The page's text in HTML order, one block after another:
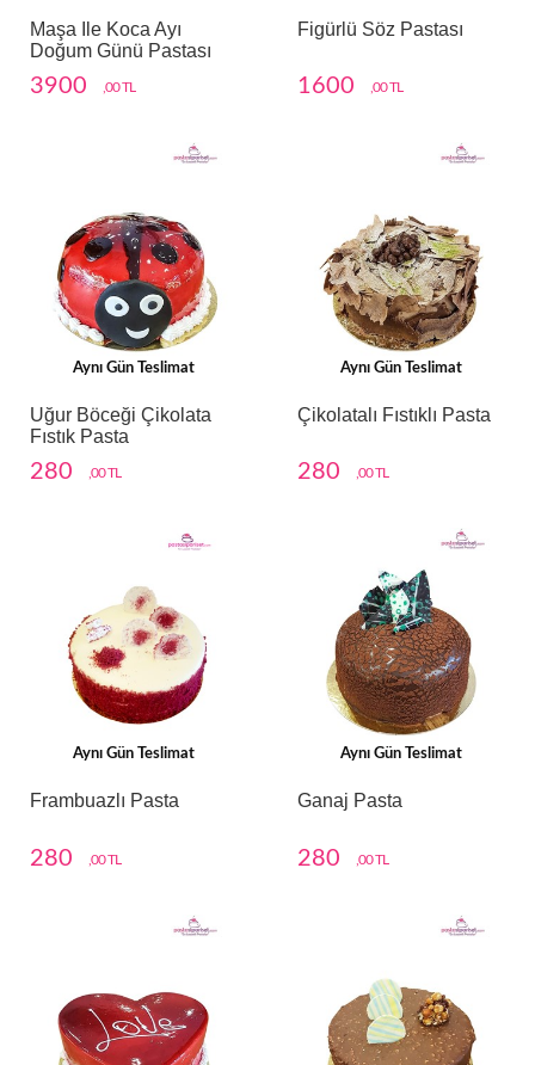
Maşa Ile Koca Ayı
Doğum Günü Pastası
3900 ,00 TL
Figürlü Söz Pastası
1600 ,00 TL
Aynı Gün Teslimat
Uğur Böceği Çikolata
Fıstık Pasta
280 ,00 TL
Aynı Gün Teslimat
Çikolatalı Fıstıklı Pasta
280 ,00 TL
Aynı Gün Teslimat
Frambuazlı Pasta
280 ,00 TL
Aynı Gün Teslimat
Ganaj Pasta
280 ,00 TL